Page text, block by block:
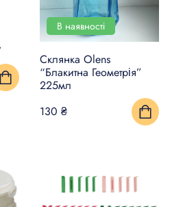
В наявності
Склянка Olens
“Блакитна Геометрія”
225мл
130 ₴